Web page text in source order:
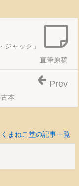
ャック」
直筆原稿
本
Prev
まねこ堂の記事一覧